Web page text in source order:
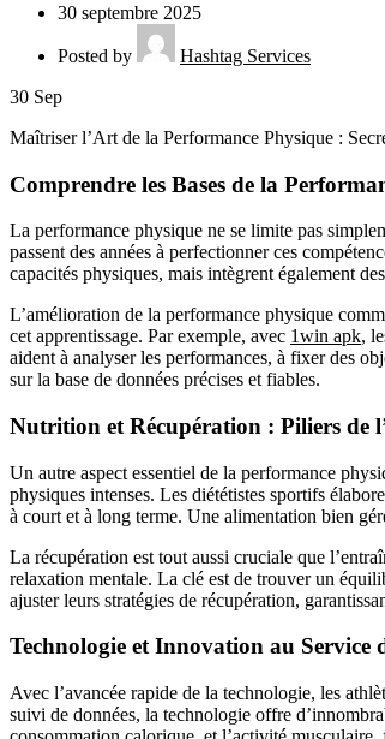
30 septembre 2025
Posted by
Hashtag Services
30 Sep
Maîtriser l’Art de la Performance Physique :
Comprendre les Bases de la
La performance physique ne se limite pas
passent des années à perfectionner ces
capacités physiques, mais intègrent également
L’amélioration de la performance physique
cet apprentissage. Par exemple, avec 1win apk,
aident à analyser les performances, à fixer des
sur la base de données précises et fiables.
Nutrition et Récupération : Piliers de
Un autre aspect essentiel de la performance
physiques intenses. Les diététistes sportifs
à court et à long terme. Une alimentation bien
La récupération est tout aussi cruciale que
relaxation mentale. La clé est de trouver un
ajuster leurs stratégies de récupération,
Technologie et Innovation au Service
Avec l’avancée rapide de la technologie, les
suivi de données, la technologie offre